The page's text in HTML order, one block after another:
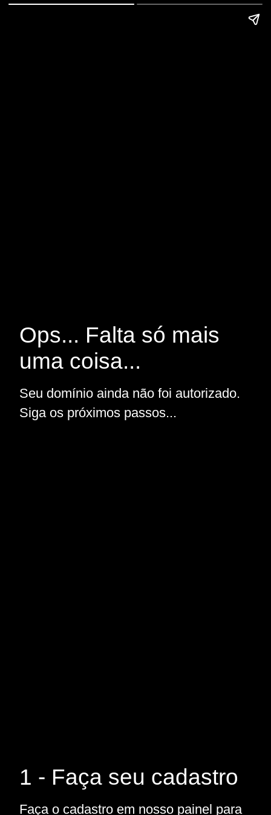
Ops... Falta só mais
uma coisa...
Seu domínio ainda não foi autorizado.
Siga os próximos passos...
1 - Faça seu cadastro
Faça o cadastro em nosso painel para